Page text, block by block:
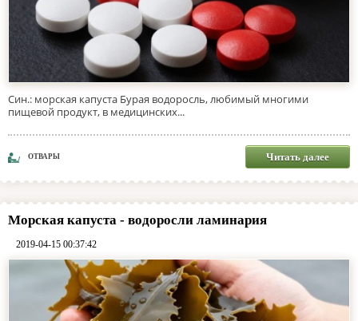
Син.: морская капуста Бурая водоросль, любимый многими
пищевой продукт, в медицинских...
ОТВАРЫ Читать далее
Морская капуста - водоросли ламинария
2019-04-15 00:37:42